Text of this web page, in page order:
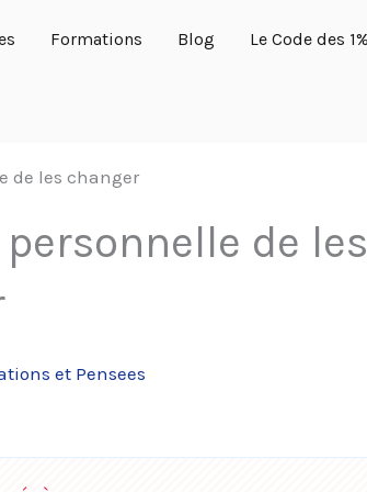
Formations Blog Le Code des
de les changer
de les
et Pensees